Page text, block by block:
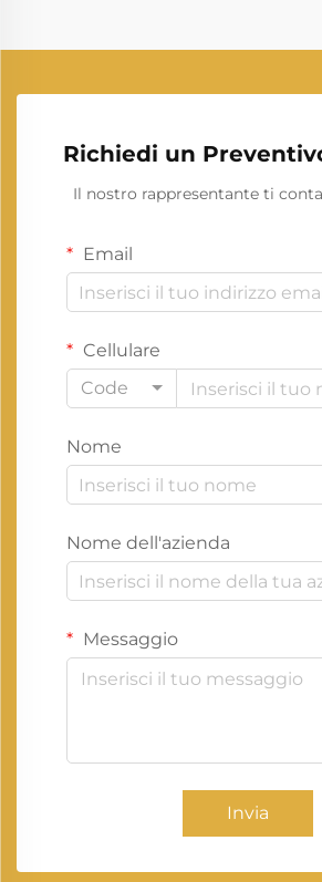
Richiedi un
Il nostro rappresentante ti
Email
Cellulare
Code
Nome
Nome dell'azienda
Messaggio
Invia